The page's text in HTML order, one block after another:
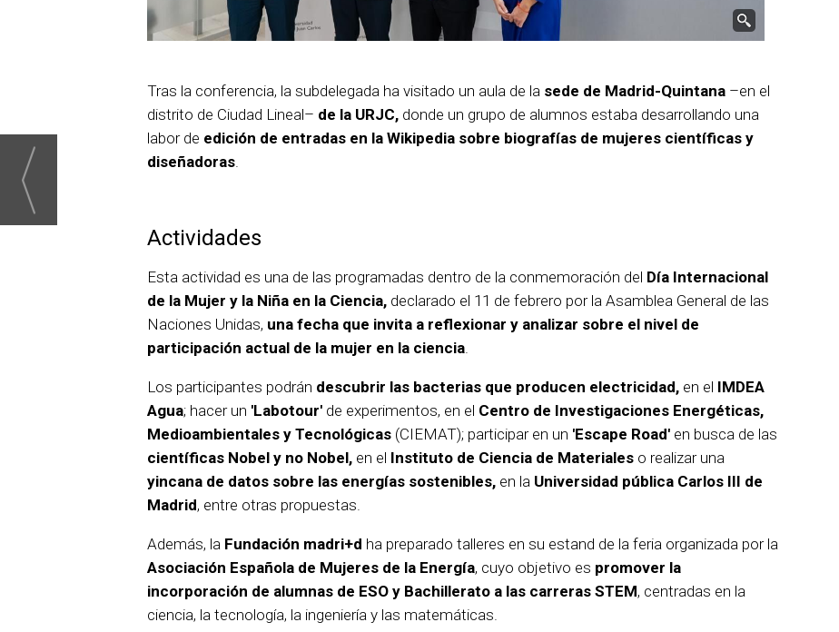
Tras la conferencia, la subdelegada ha visitado un aula de la sede de Madrid-Quintana –en el
distrito de Ciudad Lineal– de la URJC, donde un grupo de alumnos estaba desarrollando una
labor de edición de entradas en la Wikipedia sobre biografías de mujeres científicas y
diseñadoras.
Actividades
Esta actividad es una de las programadas dentro de la conmemoración del Día Internacional
de la Mujer y la Niña en la Ciencia, declarado el 11 de febrero por la Asamblea General de las
Naciones Unidas, una fecha que invita a reflexionar y analizar sobre el nivel de
participación actual de la mujer en la ciencia.
Los participantes podrán descubrir las bacterias que producen electricidad, en el IMDEA
Agua; hacer un 'Labotour' de experimentos, en el Centro de Investigaciones Energéticas,
Medioambientales y Tecnológicas (CIEMAT); participar en un 'Escape Road' en busca de las
científicas Nobel y no Nobel, en el Instituto de Ciencia de Materiales o realizar una
yincana de datos sobre las energías sostenibles, en la Universidad pública Carlos III de
Madrid, entre otras propuestas.
Además, la Fundación madri+d ha preparado talleres en su estand de la feria organizada por la
Asociación Española de Mujeres de la Energía, cuyo objetivo es promover la
incorporación de alumnas de ESO y Bachillerato a las carreras STEM, centradas en la
ciencia, la tecnología, la ingeniería y las matemáticas.